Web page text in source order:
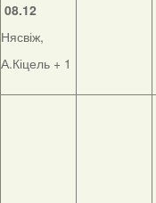
08.12
Нясвіж,
А.Кіцель + 1